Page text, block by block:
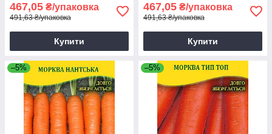
467,05 ₴/упаковка
491,63 ₴/упаковка
Купити
467,05 ₴/упаковка
491,63 ₴/упаковка
Купити
–5% –5%